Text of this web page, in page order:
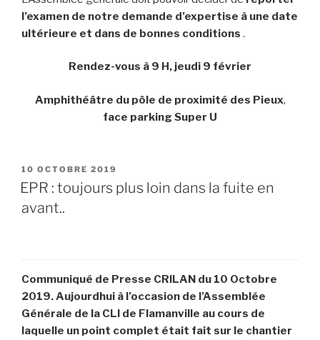
l’examen de notre demande d’expertise à une date
ultérieure et dans de bonnes conditions .
Rendez-vous à 9 H, jeudi 9 février
Amphithéâtre du pôle de proximité des Pieux,
face parking Super U
PUBLIÉ
LE
10 OCTOBRE 2019
EPR : toujours plus loin dans la fuite en
avant..
Communiqué de Presse CRILAN du 10 Octobre
2019. Aujourdhui à l’occasion de l’Assemblée
Générale de la CLI de Flamanville au cours de
laquelle un point complet était fait sur le chantier